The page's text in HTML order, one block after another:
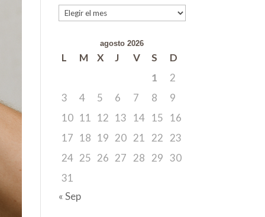
Archivos
agosto 2026
L M X J V S
D
1
2
3
4 5 6 7 8
9
10 11 12 13 14 15
16
17 18 19 20 21 22
23
24 25 26 27 28 29 30
31
« Sep